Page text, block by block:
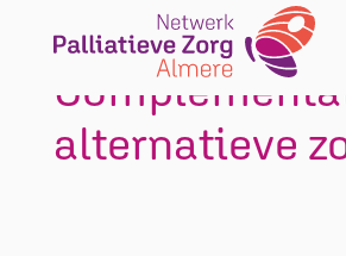
Skip To Content
alternatieve